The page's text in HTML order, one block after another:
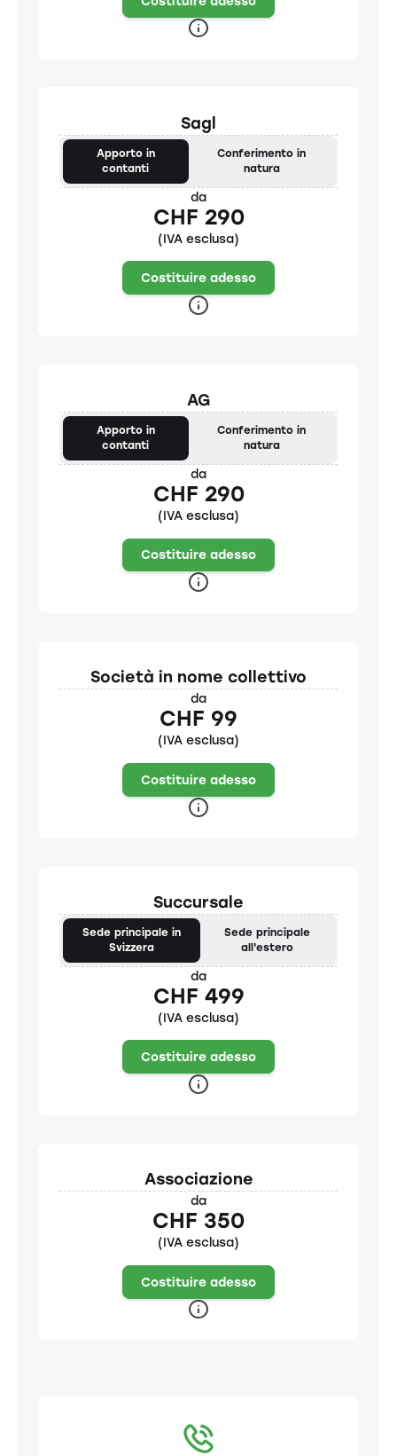
Sagl
Apporto in
contanti
Conferimento in
natura
da
CHF 290
(IVA esclusa)
Costituire adesso
AG
Apporto in
contanti
Conferimento in
natura
da
CHF 290
(IVA esclusa)
Costituire adesso
Società in nome collettivo
da
CHF 99
(IVA esclusa)
Costituire adesso
Succursale
Sede principale in
Svizzera
Sede principale
all'estero
da
CHF 499
(IVA esclusa)
Costituire adesso
Associazione
da
CHF 350
(IVA esclusa)
Costituire adesso